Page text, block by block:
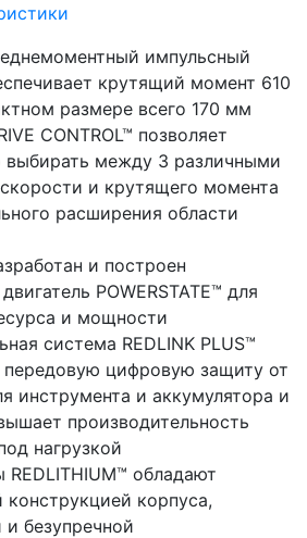
импульсный
крутящий момент 610
размере всего 170 мм
CONTROL™ позволяет
выбирать между 3 различными
и крутящего момента
расширения области
и построен
POWERSTATE™ для
и мощности
система REDLINK PLUS™
передовую цифровую защиту от
инструмента и аккумулятора и
производительность
нагрузкой
REDLITHIUM™ обладают
конструкцией корпуса,
и безупречной